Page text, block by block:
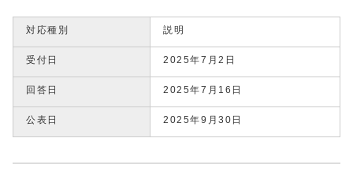
対応種別 説明
受付日 2025年7月2日
回答日 2025年7月16日
公表日 2025年9月30日